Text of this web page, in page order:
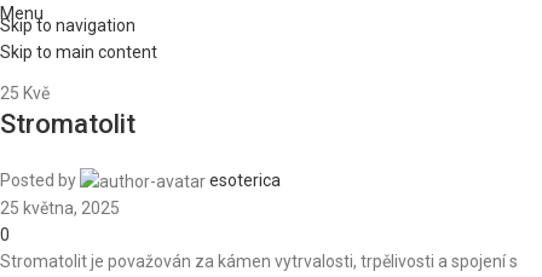
Skip to navigation
Skip to main content
Menu
25 Kvě
Stromatolit
Posted by
esoterica
25 května, 2025
0
Stromatolit je považován za kámen vytrvalosti, trpělivosti a spojení s